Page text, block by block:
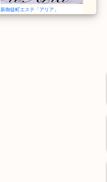
新御徒町エステ「アリア」